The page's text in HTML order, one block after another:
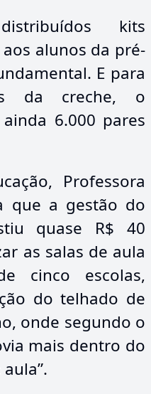
kits
alunos da pré-
E para
da creche, o
6.000 pares
Professora
que a gestão do
quase R$ 40
as salas de aula
cinco escolas,
do telhado de
onde segundo o
mais dentro do